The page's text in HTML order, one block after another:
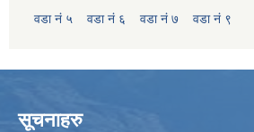
वडा नं ५ वडा नं ६ वडा नं ७ वडा नं ९
सूचनाहरु